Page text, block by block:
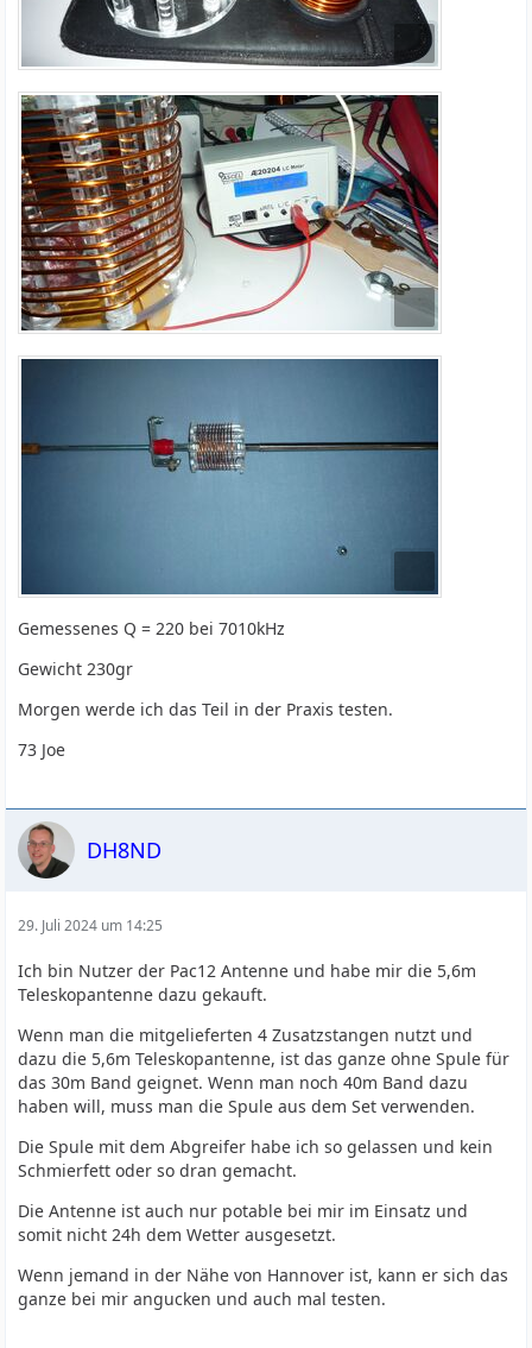
Gemessenes Q = 220 bei 7010kHz
Gewicht 230gr
Morgen werde ich das Teil in der Praxis testen.
73 Joe
DH8ND
29. Juli 2024 um 14:25
Ich bin Nutzer der Pac12 Antenne und habe mir die 5,6m
Teleskopantenne dazu gekauft.
Wenn man die mitgelieferten 4 Zusatzstangen nutzt und
dazu die 5,6m Teleskopantenne, ist das ganze ohne Spule für
das 30m Band geignet. Wenn man noch 40m Band dazu
haben will, muss man die Spule aus dem Set verwenden.
Die Spule mit dem Abgreifer habe ich so gelassen und kein
Schmierfett oder so dran gemacht.
Die Antenne ist auch nur potable bei mir im Einsatz und
somit nicht 24h dem Wetter ausgesetzt.
Wenn jemand in der Nähe von Hannover ist, kann er sich das
ganze bei mir angucken und auch mal testen.